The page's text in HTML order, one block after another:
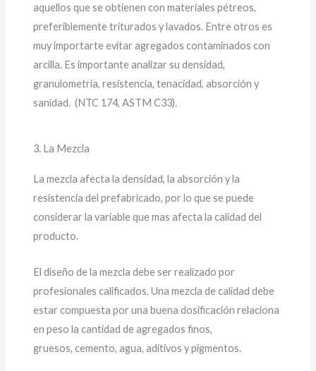
aquellos que se obtienen con materiales pétreos,
preferiblemente triturados y lavados. Entre otros es
muy importarte evitar agregados contaminados con
arcilla. Es importante analizar su densidad,
granulometría, resistencia, tenacidad, absorción y
sanidad. (NTC 174, ASTM C33).
3. La Mezcla
La mezcla afecta la densidad, la absorción y la
resistencia del prefabricado, por lo que se puede
considerar la variable que mas afecta la calidad del
producto.
El diseño de la mezcla debe ser realizado por
profesionales calificados. Una mezcla de calidad debe
estar compuesta por una buena dosificación relaciona
en peso la cantidad de agregados finos,
gruesos, cemento, agua, aditivos y pigmentos.